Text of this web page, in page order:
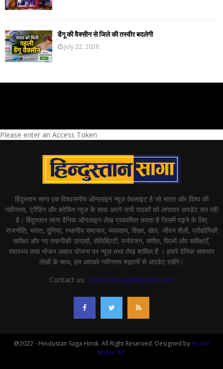
डेंगू की वैक्सीन से जिले की तस्वीर बदलेगी
July 22, 2026
Please enter an Access Token
हिंदुस्तान सागा एक विश्वसनीय ऑनलाइन न्यूज़ वेबसाइट है जो भारत और विश्व की
नवीनतम, ट्रेंडिंग और ब्रेकिंग न्यूज़ के साथ अपने सभी पाठकों को लगातार अपडेट कर रही
है। हिंदुस्तान सागा दैनिक ऑनलाइन लेख प्रकाशित करता है जिसमें पढ़ने के लिए
राजनीति, भारत, दुनिया, स्थानीय समाचार, व्यवसाय, शिक्षा, खेल, जीवन शैली, प्रौद्योगिकी
समीक्षा और नए तकनीकी उत्पादों, सेलिब्रिटी, मनोरंजन, संगीत, फिल्में और समीक्षाएँ,
स्वास्थ्य तथा भोजन आहार योजना पर न्यूज़ तथा लेख शामिल हैं । हमारे दैनिक समाचार
लेखों के साथ, हम आपको नवीनतम रुझानों से अपडेट रखेंगे।
Contact us: hindustansaga@gmail.com
@2022 - Hindustan Saga Hindi. All Right Reserved. Designed by Brand
Maker RD